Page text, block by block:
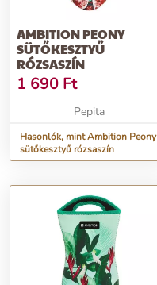
AMBITION PEONY
SÜTŐKESZTYŰ
RÓZSASZÍN
1 690 Ft
Pepita
Hasonlók, mint Ambition Peony
sütőkesztyű rózsaszín